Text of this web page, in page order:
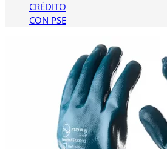
CRÉDITO
CON PSE